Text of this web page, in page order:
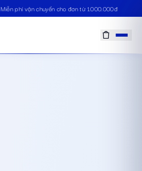
phí vận chuyển cho đơn từ 1.000.000đ